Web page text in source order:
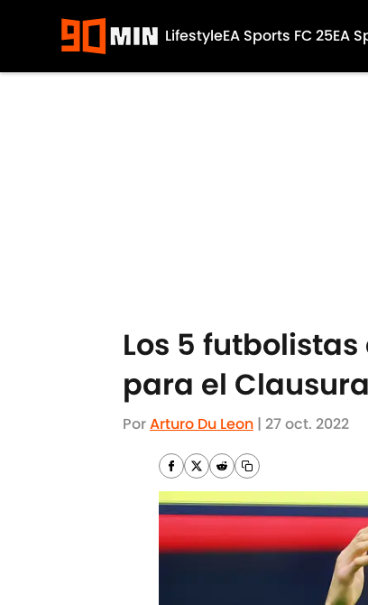
LifestyleEA Sports FC 25EA
Los 5
para el
PorArturo Du Leon | 27 oct. 2022